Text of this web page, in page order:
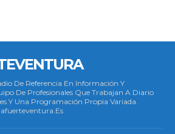
De Referencia En Información Y
De Profesionales Que Trabajan A Diario
Y Una Programación Propia Variada.